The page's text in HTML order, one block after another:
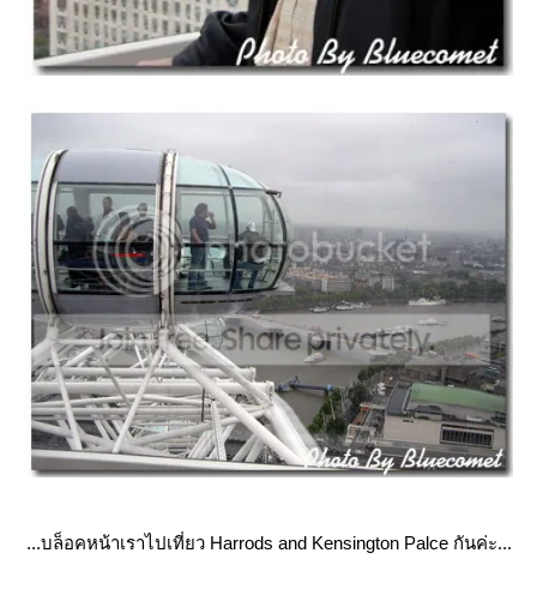
...บล็อคหน้าเราไปเที่ยว Harrods and Kensington Palce กันค่ะ...